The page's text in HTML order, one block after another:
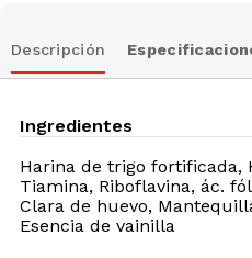
Descripción
Ingredientes
Harina de trigo fortificada,
Tiamina, Riboflavina, ác.
Clara de huevo,
Esencia de vainilla